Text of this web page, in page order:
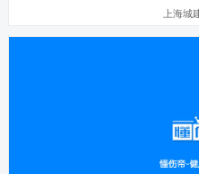
上海城